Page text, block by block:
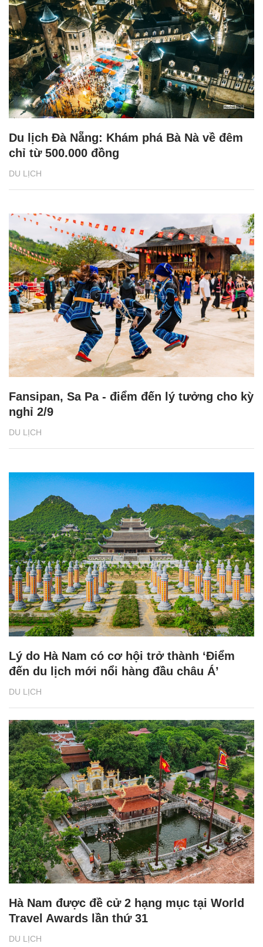
DU LỊCH
Du lịch Đà Nẵng: Khám phá Bà Nà về đêm
chỉ từ 500.000 đồng
DU LỊCH
Fansipan, Sa Pa - điểm đến lý tưởng cho kỳ
nghỉ 2/9
DU LỊCH
Lý do Hà Nam có cơ hội trở thành ‘Điểm
đến du lịch mới nổi hàng đầu châu Á’
DU LỊCH
Hà Nam được đề cử 2 hạng mục tại World
Travel Awards lần thứ 31